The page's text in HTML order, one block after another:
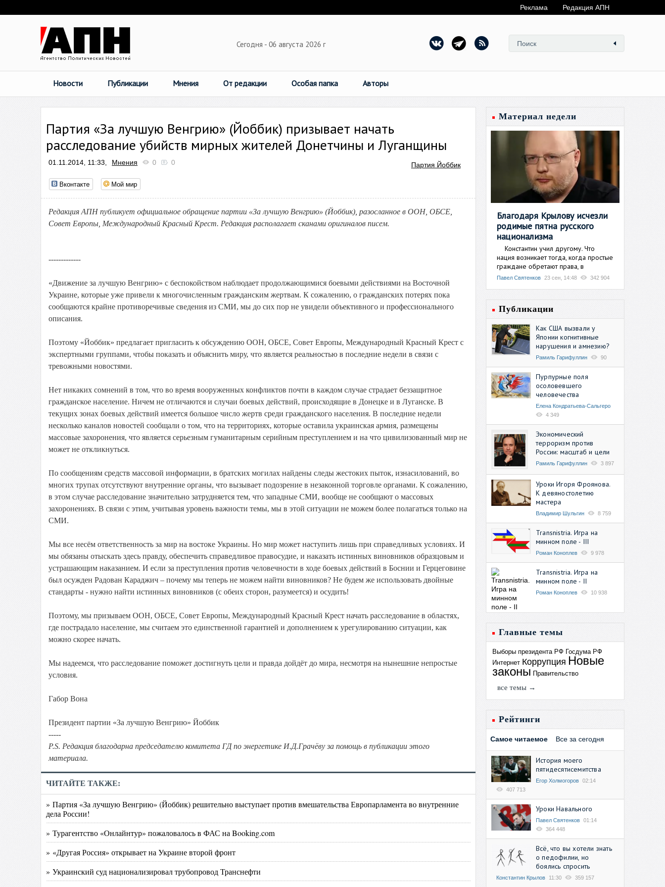
Реклама Редакция АПН
Сегодня - 06 августа 2026 г
Новости Публикации Мнения От редакции Особая папка Авторы
Партия «За лучшую Венгрию» (Йоббик) призывает начать
расследование убийств мирных жителей Донетчины и Луганщины
01.11.2014, 11:33, Мнения 0 0 Партия Йоббик
Вконтакте Мой мир
Редакция АПН публикует официальное обращение партии «За лучшую Венгрию» (Йоббик), разосланное в ООН, ОБСЕ,
Совет Европы, Международный Красный Крест. Редакция располагает сканами оригиналов писем.
-------------
«Движение за лучшую Венгрию» с беспокойством наблюдает продолжающимися боевыми действиями на Восточной
Украине, которые уже привели к многочисленным гражданским жертвам. К сожалению, о гражданских потерях пока
сообщаются крайне противоречивые сведения из СМИ, мы до сих пор не увидели объективного и профессионального
описания.
Поэтому «Йоббик» предлагает пригласить к обсуждению ООН, ОБСЕ, Совет Европы, Международный Красный Крест с
экспертными группами, чтобы показать и объяснить миру, что является реальностью в последние недели в связи с
тревожными новостями.
Нет никаких сомнений в том, что во время вооруженных конфликтов почти в каждом случае страдает беззащитное
гражданское население. Ничем не отличаются и случаи боевых действий, происходящие в Донецке и в Луганске. В
текущих зонах боевых действий имеется большое число жертв среди гражданского населения. В последние недели
несколько каналов новостей сообщали о том, что на территориях, которые оставила украинская армия, размещены
массовые захоронения, что является серьезным гуманитарным серийным преступлением и на что цивилизованный мир не
может не откликнуться.
По сообщениям средств массовой информации, в братских могилах найдены следы жестоких пыток, изнасилований, во
многих трупах отсутствуют внутренние органы, что вызывает подозрение в незаконной торговле органами. К сожалению,
в этом случае расследование значительно затрудняется тем, что западные СМИ, вообще не сообщают о массовых
захоронениях. В связи с этим, учитывая уровень важности темы, мы в этой ситуации не можем более полагаться только на
СМИ.
Мы все несём ответственность за мир на востоке Украины. Но мир может наступить лишь при справедливых условиях. И
мы обязаны отыскать здесь правду, обеспечить справедливое правосудие, и наказать истинных виновников образцовым и
устрашающим наказанием. И если за преступления против человечности в ходе боевых действий в Боснии и Герцеговине
был осужден Радован Караджич – почему мы теперь не можем найти виновников? Не будем же использовать двойные
стандарты - нужно найти истинных виновников (с обеих сторон, разумеется) и осудить!
Поэтому, мы призываем ООН, ОБСЕ, Совет Европы, Международный Красный Крест начать расследование в областях,
где пострадало население, мы считаем это единственной гарантией и дополнением к урегулированию ситуации, как
можно скорее начать.
Мы надеемся, что расследование поможет достигнуть цели и правда дойдёт до мира, несмотря на нынешние непростые
условия.
Габор Вона
Президент партии «За лучшую Венгрию» Йоббик
-----
P.S. Редакция благодарна председателю комитета ГД по энергетике И.Д.Грачёву за помощь в публикации этого
материала.
ЧИТАЙТЕ ТАКЖЕ:
» Партия «За лучшую Венгрию» (Йоббик) решительно выступает против вмешательства Европарламента во внутренние
дела России!
» Турагентство «Онлайнтур» пожаловалось в ФАС на Booking.com
» «Другая Россия» открывает на Украине второй фронт
» Украинский суд национализировал трубопровод Транснефти
Материал недели
Благодаря Крылову исчезли
родимые пятна русского
национализма
Константин учил другому. Что
нация возникает тогда, когда простые
граждане обретают права, в
Павел Святенков 23 сен, 14:48 342 904
Публикации
Как США вызвали у
Японии когнитивные
нарушения и амнезию?
Рамиль Гарифуллин 90
Пурпурные поля
осоловевшего
человечества
Елена Кондратьева-Сальгеро
4 349
Экономический
терроризм против
России: масштаб и цели
Рамиль Гарифуллин 3 897
Уроки Игоря Фроянова.
К девяностолетию
мастера
Владимир Шульгин 8 759
Transnistria. Игра на
минном поле - III
Роман Коноплев 9 978
Transnistria. Игра на
минном поле - II
Роман Коноплев 10 938
Главные темы
Выборы президента РФ Госдума РФ
Интернет Коррупция Новые
законы Правительство
все темы →
Рейтинги
Самое читаемое Все за сегодня
История моего
пятидесятисемитства
Егор Холмогоров 02:14
407 713
Уроки Навального
Павел Святенков 01:14
364 448
Всё, что вы хотели знать
о педофилии, но
боялись спросить
Константин Крылов 11:30 359 157